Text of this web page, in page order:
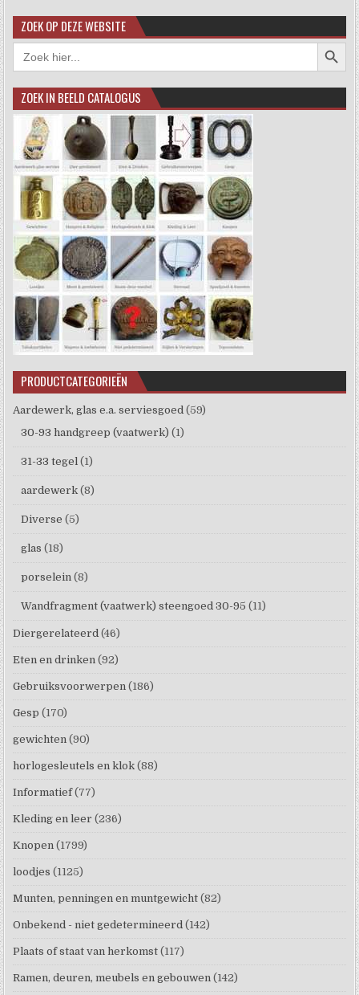
ZOEK OP DEZE WEBSITE
Zoek
naar:
ZOEK IN BEELD CATALOGUS
PRODUCTCATEGORIEËN
Aardewerk, glas e.a. serviesgoed (59)
30-93 handgreep (vaatwerk) (1)
31-33 tegel (1)
aardewerk (8)
Diverse (5)
glas (18)
porselein (8)
Wandfragment (vaatwerk) steengoed 30-95 (11)
Diergerelateerd (46)
Eten en drinken (92)
Gebruiksvoorwerpen (186)
Gesp (170)
gewichten (90)
horlogesleutels en klok (88)
Informatief (77)
Kleding en leer (236)
Knopen (1799)
loodjes (1125)
Munten, penningen en muntgewicht (82)
Onbekend - niet gedetermineerd (142)
Plaats of staat van herkomst (117)
Ramen, deuren, meubels en gebouwen (142)